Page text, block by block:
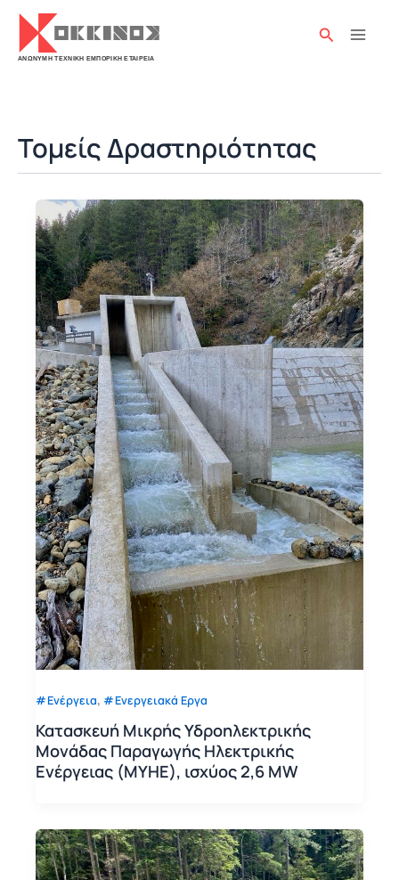
Μετάβαση
περιεχόμενο
Αναζήτηση
Τομείς Δραστηριότητας
Ενέργεια, Ενεργειακά Εργα
Κατασκευή Μικρής Υδροηλεκτρικής
Μονάδας Παραγωγής Ηλεκτρικής
Ενέργειας (ΜΥΗΕ), ισχύος 2,6 MW